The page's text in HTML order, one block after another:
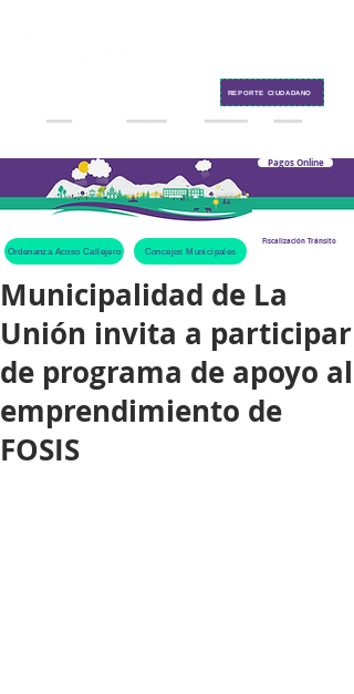
Pagos Online
Ordenanza Acoso Callejero Concejos Municipales
Fiscalización Tránsito
REPORTE CIUDADANO
Municipalidad de La
Unión invita a participar
de programa de apoyo al
emprendimiento de
FOSIS